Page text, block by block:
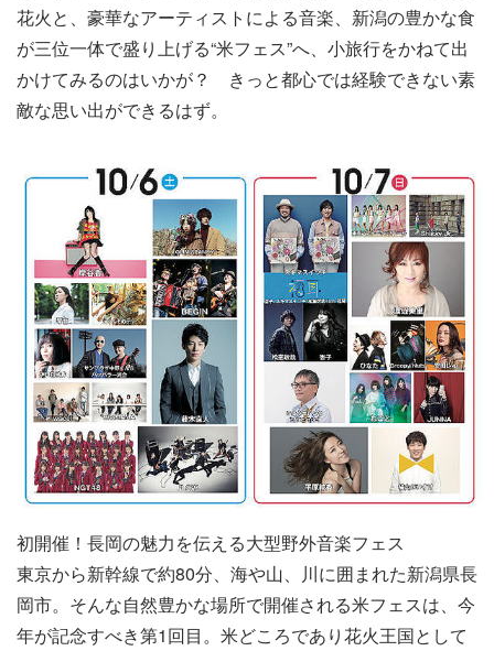
花火と、豪華なアーティストによる音楽、新潟の豊かな食
が三位一体で盛り上げる“米フェス”へ、小旅行をかねて出
かけてみるのはいかが？ きっと都心では経験できない素
敵な思い出ができるはず。
初開催！長岡の魅力を伝える大型野外音楽フェス
東京から新幹線で約80分、海や山、川に囲まれた新潟県長
岡市。そんな自然豊かな場所で開催される米フェスは、今
年が記念すべき第1回目。米どころであり花火王国として